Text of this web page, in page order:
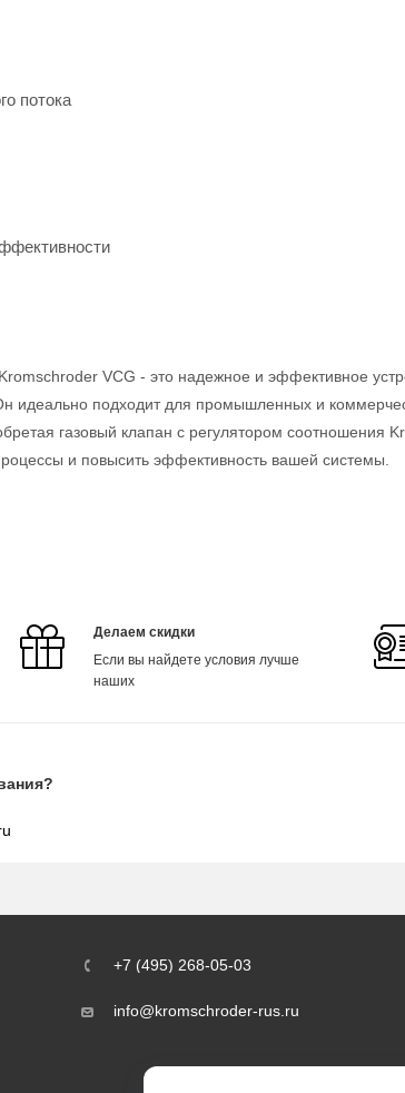
потока
VCG - это надежное и эффективное
идеально подходит для промышленных и
газовый клапан с регулятором соотношения
и повысить эффективность вашей системы.
Делаем скидки
Если вы найдете условия лучше
наших
+7 (495) 268-05-03
info@kromschroder-rus.ru